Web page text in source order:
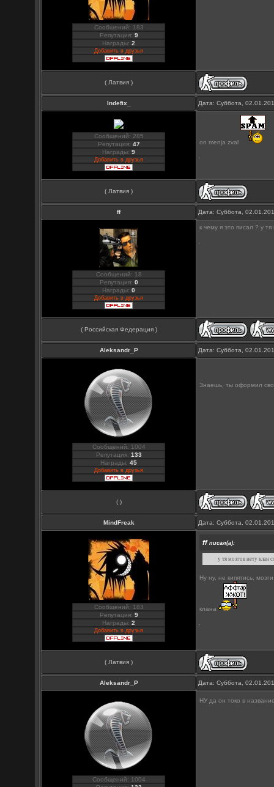
Сообщений: 183
Репутация: 9
Награды:2
Добавить в друзья
( Латвия )
Indefix_ Дата: Суббота,
Сообщений: 285
Репутация: 47
Награды:9
Добавить в друзья
on menja zval
( Латвия )
ff Дата: Суббота,
Сообщений: 18
Репутация: 0
Награды:0
Добавить в друзья
к чему я это писал ? у
( Российская Федерация )
Aleksandr_P Дата: Суббота,
Сообщений: 1004
Репутация: 133
Награды:45
Добавить в друзья
Знаешь, ты оформил
( )
MindFreak Дата: Суббота,
Сообщений: 183
Репутация: 9
Награды:2
Добавить в друзья
ff писал(а):
у тя мозгов нету клан
Ну ну, не кипятись,
клана
( Латвия )
Aleksandr_P Дата: Суббота,
Сообщений: 1004
НУ да он токо в